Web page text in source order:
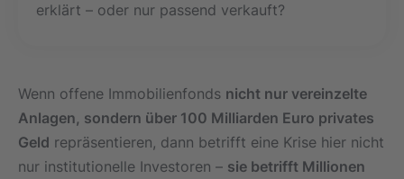
erklärt – oder nur passend verkauft?
Wenn offene Immobilienfonds nicht nur vereinzelte
Anlagen, sondern über 100 Milliarden Euro privates
Geld repräsentieren, dann betrifft eine Krise hier nicht
nur institutionelle Investoren – sie betrifft Millionen